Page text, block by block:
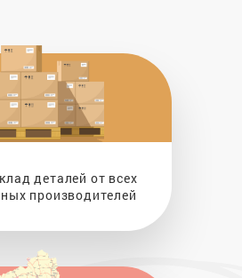
деталей от всех
производителей